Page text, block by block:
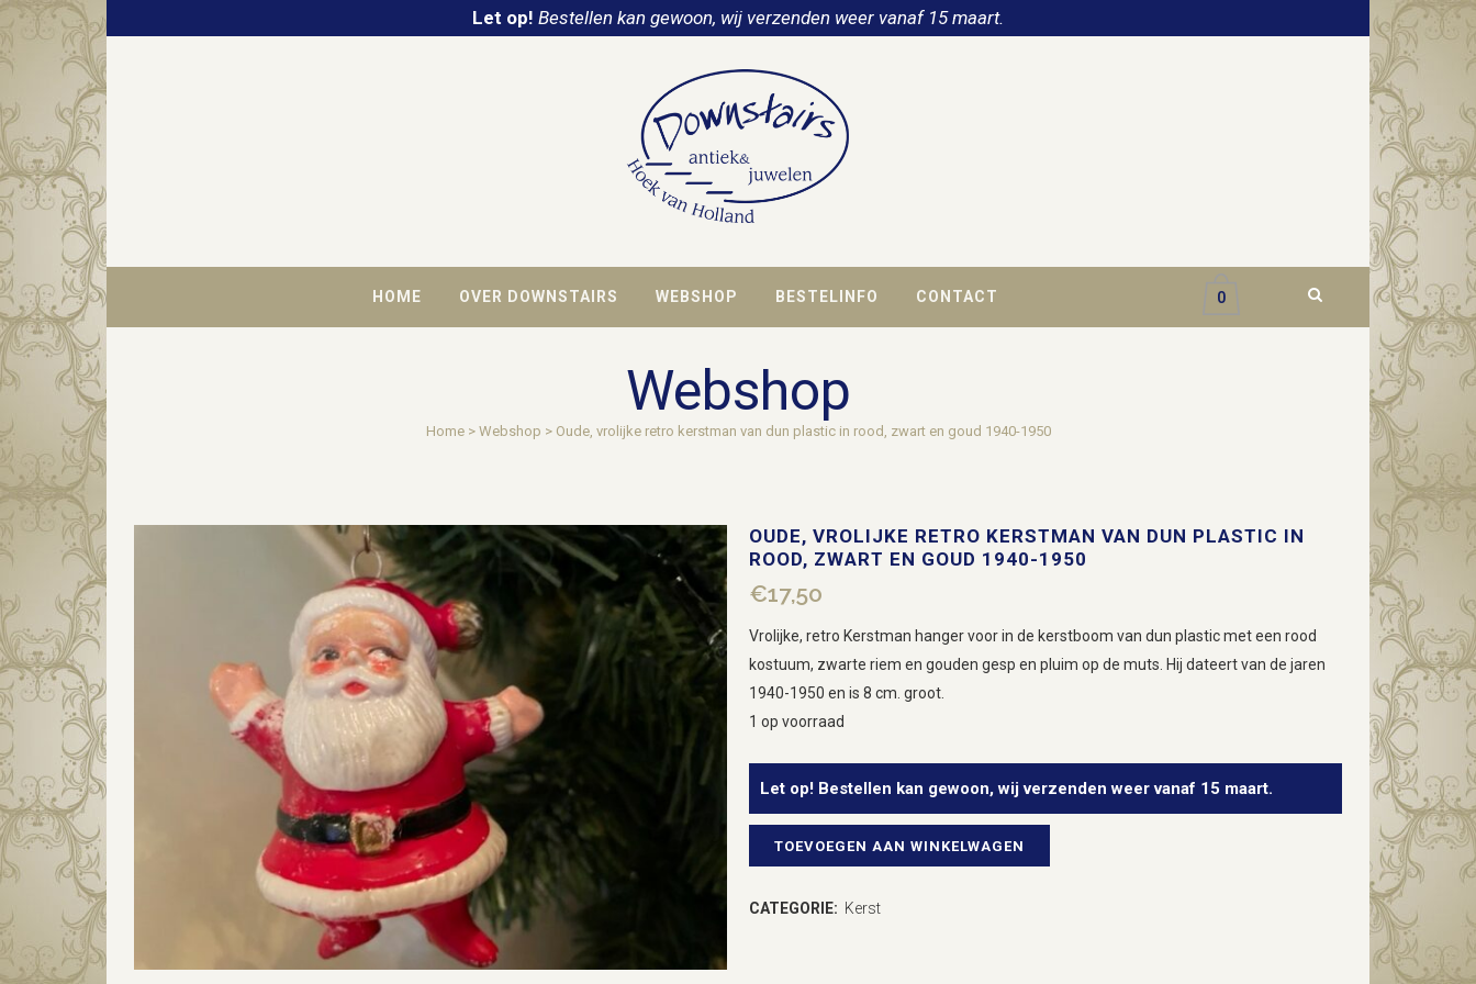
Let op! Bestellen kan gewoon, wij verzenden weer vanaf 15 maart.
HOME OVER DOWNSTAIRS WEBSHOP BESTELINFO CONTACT 0
Webshop
Home> Webshop > Oude, vrolijke retro kerstman van dun plastic in rood, zwart en goud 1940-1950
OUDE, VROLIJKE RETRO KERSTMAN VAN DUN PLASTIC IN
ROOD, ZWART EN GOUD 1940-1950
€17,50
Vrolijke, retro Kerstman hanger voor in de kerstboom van dun plastic met een rood
kostuum, zwarte riem en gouden gesp en pluim op de muts. Hij dateert van de jaren
1940-1950 en is 8 cm. groot.
1 op voorraad
Let op! Bestellen kan gewoon, wij verzenden weer vanaf 15 maart.
Oude,TOEVOEGEN AAN WINKELWAGEN
CATEGORIE: Kerst